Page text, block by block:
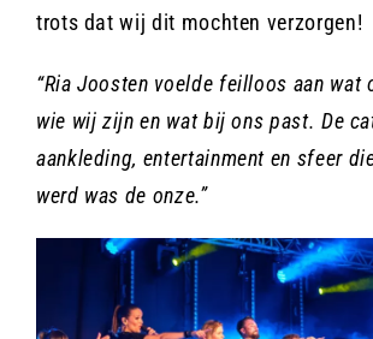
trots dat wij dit mochten verzorgen!
“Ria Joosten voelde feilloos aan wat
wie wij zijn en wat bij ons past. De
aankleding, entertainment en sfeer
werd was de onze.”